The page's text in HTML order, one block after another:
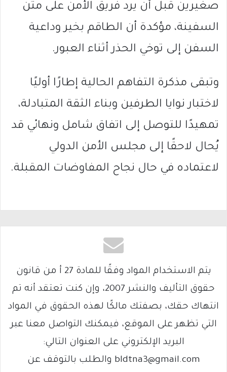
صغيرين قبل أن يرد فريق الأمن على متن
السفينة، مؤكدة أن الطاقم بخير وداعية
السفن إلى توخي الحذر أثناء العبور.
وتبقى مذكرة التفاهم الحالية إطارًا أوليًا
لاختبار نوايا الطرفين وبناء الثقة المتبادلة،
تمهيدًا للتوصل إلى اتفاق شامل ونهائي قد
يُحال لاحقًا إلى مجلس الأمن الدولي
لاعتماده في حال نجاح المفاوضات المقبلة.
يتم الاستخدام المواد وفقًا للمادة 27 أ من قانون
حقوق التأليف والنشر 2007، وإن كنت تعتقد أنه تم
انتهاك حقك، بصفتك مالكًا لهذه الحقوق في المواد
التي تظهر على الموقع، فيمكنك التواصل معنا عبر
البريد الإلكتروني على العنوان التالي:
bldtna3@gmail.com والطلب بالتوقف عن